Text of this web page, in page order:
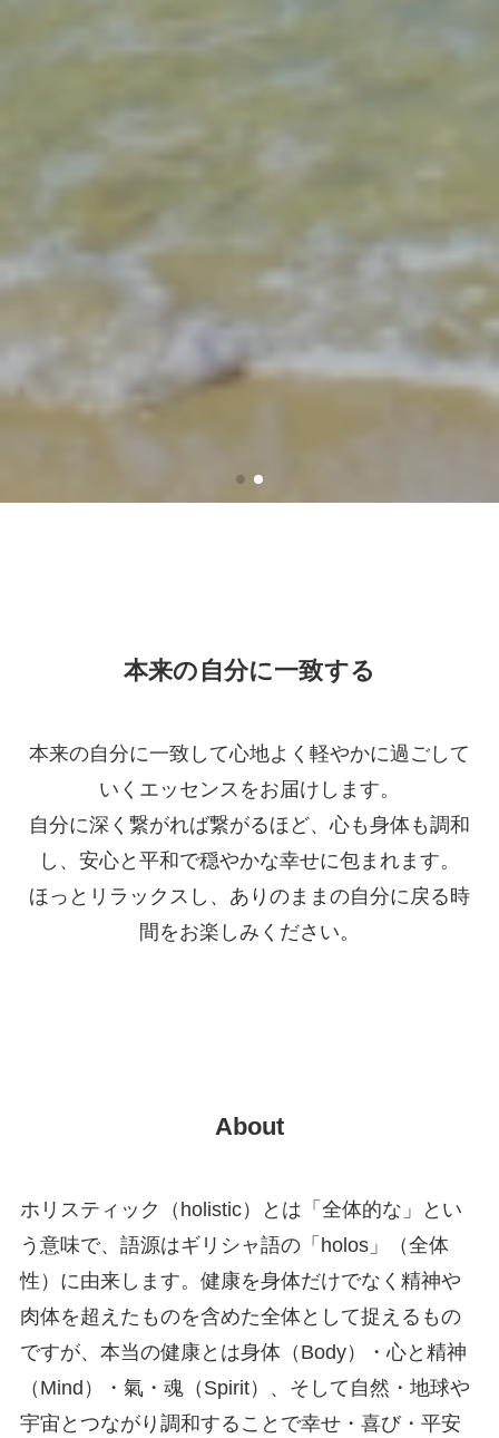
本来の自分に一致する
本来の自分に一致して心地よく軽やかに過ごして
いくエッセンスをお届けします。
自分に深く繋がれば繋がるほど、心も身体も調和
し、安心と平和で穏やかな幸せに包まれます。
ほっとリラックスし、ありのままの自分に戻る時
間をお楽しみください。
About
ホリスティック（holistic）とは「全体的な」とい
う意味で、語源はギリシャ語の「holos」（全体
性）に由来します。健康を身体だけでなく精神や
肉体を超えたものを含めた全体として捉えるもの
ですが、本当の健康とは身体（Body）・心と精神
（Mind）・氣・魂（Spirit）、そして自然・地球や
宇宙とつながり調和することで幸せ・喜び・平安